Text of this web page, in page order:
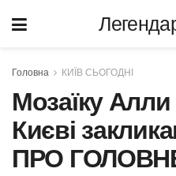
Головна КИЇВ СЬОГОДНІ
Мозаїку Алли
Києві
ПРО